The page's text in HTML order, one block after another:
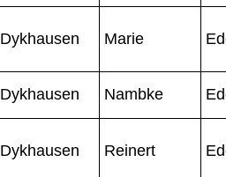
Dykhausen Marie
Dykhausen Nambke
Dykhausen Reinert